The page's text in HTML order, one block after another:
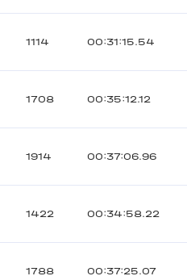
1114 00:31:15.54
1708 00:35:12.12
1914 00:37:06.96
1422 00:34:58.22
1788 00:37:25.07